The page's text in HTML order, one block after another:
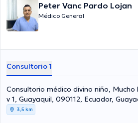
Peter Vanc Pardo Lojan
Médico General
Consultorio 1
Consultorio médico divino niño,
v 1, Guayaquil, 090112, Ecuador,
3,5 km